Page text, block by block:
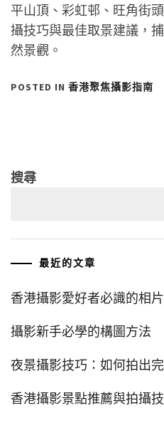
平山頂、彩虹邨、旺角街
攝技巧與最佳取景建議，
然景觀。
POSTED IN 香港聚焦攝影指南
搜尋
最近的文章
香港攝影愛好者必識的相
攝影新手必學的構圖方法
夜景攝影技巧：如何拍出
香港攝影景點推薦與拍攝